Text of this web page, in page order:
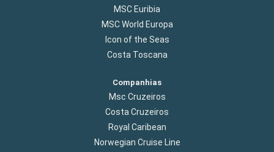
MSC Euribia
MSC World Europa
Icon of the Seas
Costa Toscana
Companhias
Msc Cruzeiros
Costa Cruzeiros
Royal Caribean
Norwegian Cruise Line